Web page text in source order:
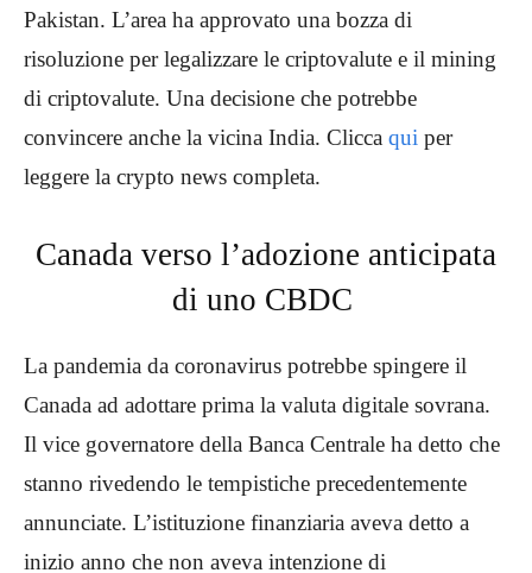
Pakistan. L’area ha approvato una bozza di
risoluzione per legalizzare le criptovalute e il mining
di criptovalute. Una decisione che potrebbe
convincere anche la vicina India. Clicca qui per
leggere la crypto news completa.
Canada verso l’adozione anticipata
di uno CBDC
La pandemia da coronavirus potrebbe spingere il
Canada ad adottare prima la valuta digitale sovrana.
Il vice governatore della Banca Centrale ha detto che
stanno rivedendo le tempistiche precedentemente
annunciate. L’istituzione finanziaria aveva detto a
inizio anno che non aveva intenzione di